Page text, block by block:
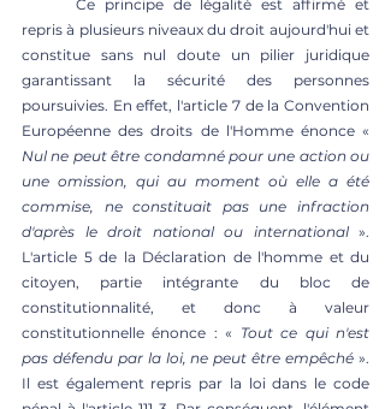
repris à plusieurs niveaux du droit aujourd'hui et
constitue sans nul doute un pilier juridique
garantissant la sécurité des personnes
poursuivies. En effet, l'article 7 de la Convention
Nul ne peut être condamné pour une action ou
une omission, qui au moment où elle a été
commise, ne constituait pas une infraction
d'après le droit national ou international ».
L'article 5 de la Déclaration de l'homme et du
citoyen, partie intégrante du bloc de
constitutionnalité, et donc à valeur
constitutionnelle énonce : « Tout ce qui n'est
pas défendu par la loi, ne peut être empêché ».
Il est également repris par la loi dans le code